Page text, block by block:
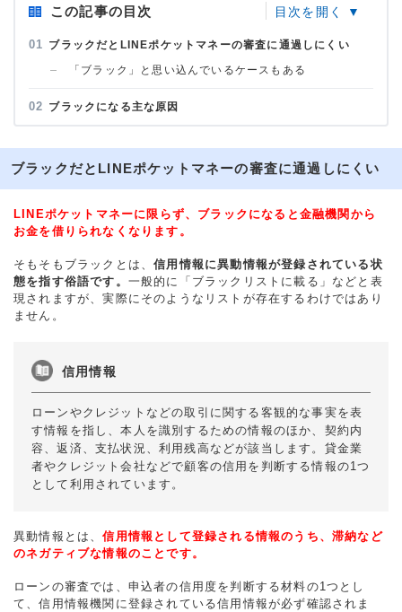
この記事の目次
ブラックだとLINEポケットマネーの審査に通過しにくい
「ブラック」と思い込んでいるケースもある
ブラックになる主な原因
ブラックだとLINEポケットマネーの審査に通過しにくい
LINEポケットマネーに限らず、ブラックになると金融機関から
お金を借りられなくなります。
そもそもブラックとは、信用情報に異動情報が登録されている状
態を指す俗語です。 一般的に「ブラックリストに載る」などと表
現されますが、実際にそのようなリストが存在するわけではあり
ません。
信用情報
ローンやクレジットなどの取引に関する客観的な事実を表
す情報を指し、本人を識別するための情報のほか、契約内
容、返済、支払状況、利用残高などが該当します。貸金業
者やクレジット会社などで顧客の信用を判断する情報の1つ
として利用されています。
異動情報とは、信用情報として登録される情報のうち、滞納など
のネガティブな情報のことです。
ローンの審査では、申込者の信用度を判断する材料の1つとし
て、信用情報機関に登録されている信用情報が必ず確認されま